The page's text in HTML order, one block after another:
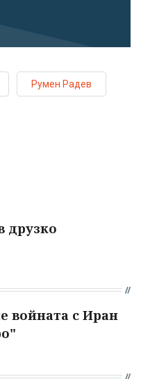
Румен Радев
друзко
войната с Иран